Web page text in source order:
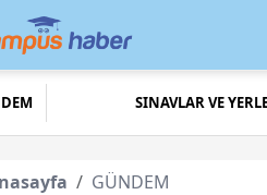
SINAVLAR VE
GÜNDEM